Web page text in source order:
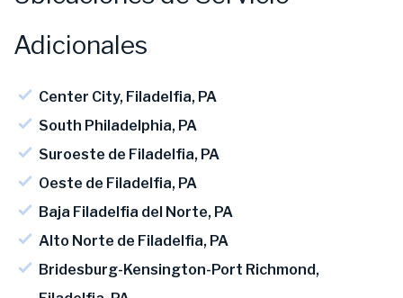
Adicionales
Center City, Filadelfia, PA
South Philadelphia, PA
Suroeste de Filadelfia, PA
Oeste de Filadelfia, PA
Baja Filadelfia del Norte, PA
Alto Norte de Filadelfia, PA
Bridesburg-Kensington-Port Richmond,